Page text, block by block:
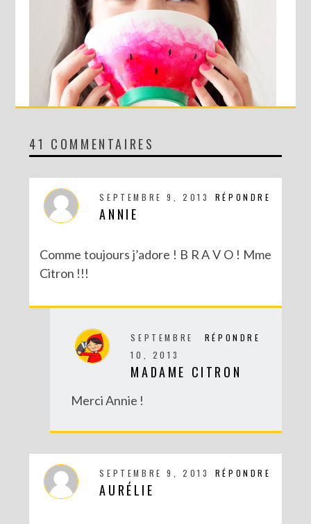
DIY : LE BOL PASTÈQUE !
DIY SPÉCIAL BRÉSIL : LE MOBILE RIO
41 COMMENTAIRES
RÉPONDRE
SEPTEMBRE 9, 2013
ANNIE
Comme toujours j’adore ! B R A V O ! Mme
Citron !!!
RÉPONDRE
SEPTEMBRE
10, 2013
MADAME CITRON
Merci Annie !
RÉPONDRE
SEPTEMBRE 9, 2013
AURÉLIE